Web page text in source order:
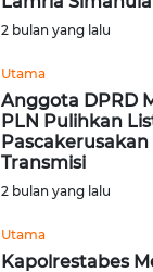
2 bulan yang lalu
Utama
Anggota DPRD
PLN Pulihkan
Pascakerusakan
Transmisi
2 bulan yang lalu
Utama
Kapolrestabes